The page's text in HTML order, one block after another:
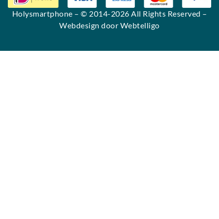
Holysmartphone – © 2014-2026 All Rights Reserved –
Webdesign door Webtelligo